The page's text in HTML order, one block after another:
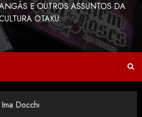
E OUTROS ASSUNTOS DA
OTAKU.
Ima Docchi